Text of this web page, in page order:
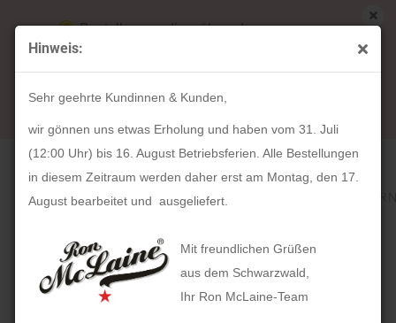
Hinweis:
Sehr geehrte Kundinnen & Kunden,
wir gönnen uns etwas Erholung und haben vom 31. Juli
(12:00 Uhr) bis 16. August Betriebsferien. Alle Bestellungen
in diesem Zeitraum werden daher erst am Montag, den 17.
August bearbeitet und ausgeliefert.
Mit freundlichen Grüßen
aus dem Schwarzwald,
Ihr Ron McLaine-Team
Bestellungen die während unserer
Betriebsferien (31. Juli ab 12:00 Uhr bis 16.
August) aufgegeben werden, werden ab Montag,
17. August bearbeitet und versendet.
« Erster « zurück weiter »
Letzter »
Artikel in dieser Kategorie
HOLZKERN Helens (45mm)